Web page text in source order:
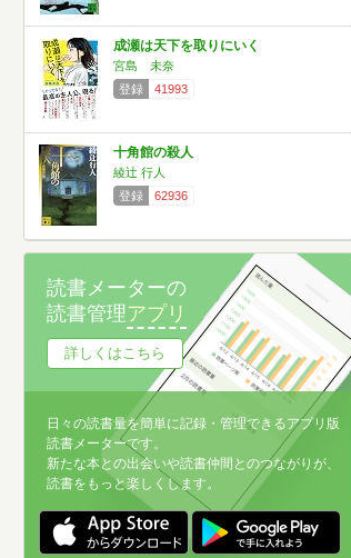
成瀬は天下を取りにいく
宮島 未奈
登録
41993
十角館の殺人
綾辻 行人
登録
62936
読書メーターの
読書管理アプリ
詳しくはこちら
日々の読書量を簡単に記録・管理できるアプリ版
読書メーターです。
新たな本との出会いや読書仲間とのつながりが、
読書をもっと楽しくします。